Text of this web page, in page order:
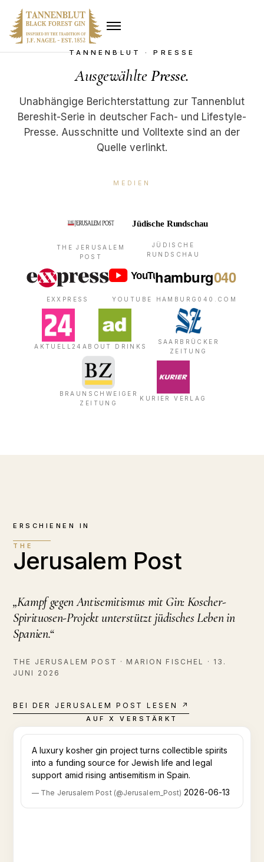
TANNENBLUT · PRESSE
AusgewähltePresse.
Unabhängige Berichterstattung zur Tannenblut
Bereshit-Serie in deutscher Fach- und Lifestyle-
Presse. Ausschnitte und Volltexte sind an der
Quelle verlinkt.
MEDIEN
THE JERUSALEM
POST
JÜDISCHE
RUNDSCHAU
EXXPRESS YOUTUBE HAMBURG040.COM
AKTUELL24 ABOUT DRINKS
SAARBRÜCKER
ZEITUNG
BRAUNSCHWEIGER
ZEITUNG
KURIER VERLAG
ERSCHIENEN IN
THE
Jerusalem Post
„Kampf gegen Antisemitismus mit Gin: Koscher-
Spirituosen-Projekt unterstützt jüdisches Leben in
Spanien.“
THE JERUSALEM POST · MARION FISCHEL · 13.
JUNI 2026
BEI DER JERUSALEM POST LESEN ↗
AUF X VERSTÄRKT
A luxury kosher gin project turns collectible spirits
into a funding source for Jewish life and legal
support amid rising antisemitism in Spain.
— The Jerusalem Post(@Jerusalem_Post) 2026-06-13